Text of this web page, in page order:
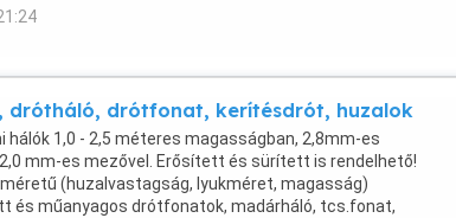
drótháló, drótfonat, kerítésdrót, huzalok
hálók 1,0 - 2,5 méteres magasságban, 2,8mm-es
mm-es mezővel. Erősített és sürített is rendelhető!
méretű (huzalvastagság, lyukméret, magasság)
és műanyagos drótfonatok, madárháló, tcs.fonat,